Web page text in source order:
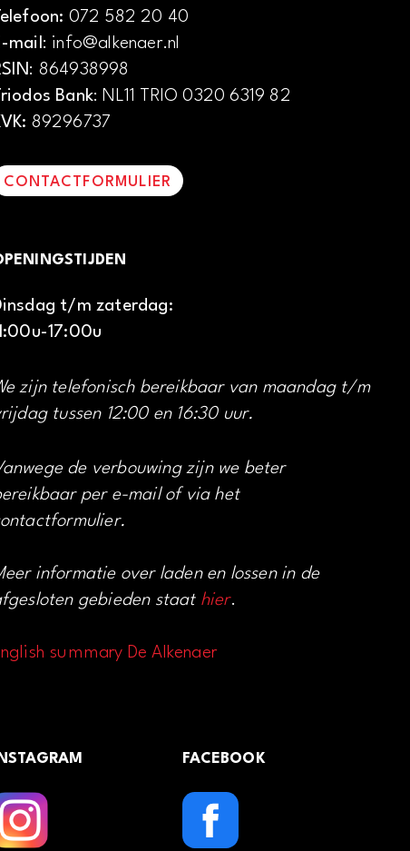
072 582 20 40
mail: info@alkenaer.nl
: 864938998
Bank: NL11 TRIO 0320 6319 82
89296737
CONTACTFORMULIER
t/m zaterdag:
17:00u
zijn telefonisch bereikbaar van maandag t/m
tussen 12:00 en 16:30 uur.
de verbouwing zijn we beter
per e-mail of via het
informatie over laden en lossen in de
gebieden staat hier.
summary De Alkenaer
INSTAGRAM FACEBOOK